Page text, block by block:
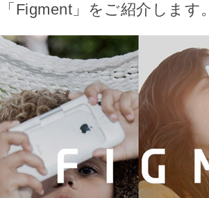
「Figment」をご紹介します。